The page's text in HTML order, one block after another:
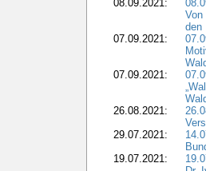
08.09.2021:
den
07.09.2021:
07.09.2021:
26.08.2021:
29.07.2021:
19.07.2021: